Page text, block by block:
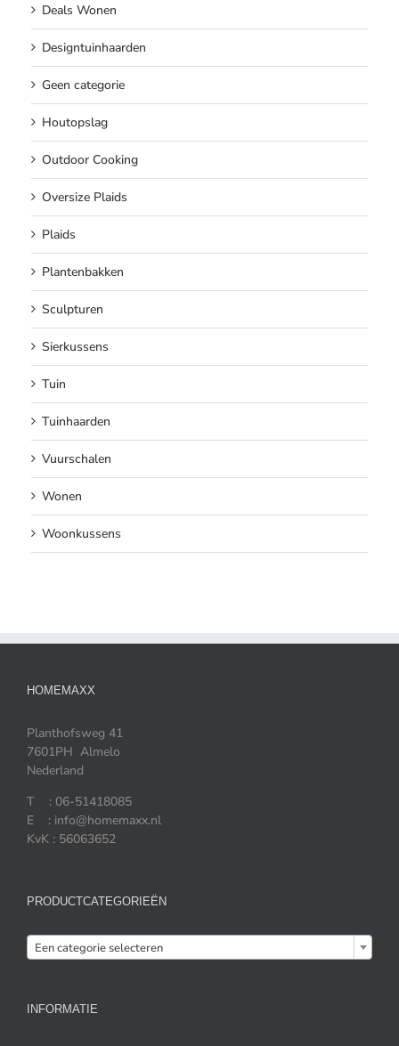
Deals Wonen
Designtuinhaarden
Geen categorie
Houtopslag
Outdoor Cooking
Oversize Plaids
Plaids
Plantenbakken
Sculpturen
Sierkussens
Tuin
Tuinhaarden
Vuurschalen
Wonen
Woonkussens
HOMEMAXX
Planthofsweg 41
7601PH Almelo
Nederland
T : 06-51418085
E : info@homemaxx.nl
KvK : 56063652
PRODUCTCATEGORIEËN
Een categorie selecteren
INFORMATIE